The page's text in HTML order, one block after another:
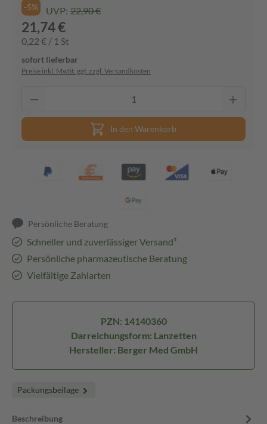
-5% UVP: 22,90 €
21,74 €
0,22 € / 1 St
sofort lieferbar
Preise inkl. MwSt. ggf. zzgl. Versandkosten
In den Warenkorb
Persönliche Beratung
Schneller und zuverlässiger Versand³
Persönliche pharmazeutische Beratung
Vielfältige Zahlarten
PZN: 14140360
Darreichungsform: Lanzetten
Hersteller: Berger Med GmbH
Packungsbeilage
Beschreibung